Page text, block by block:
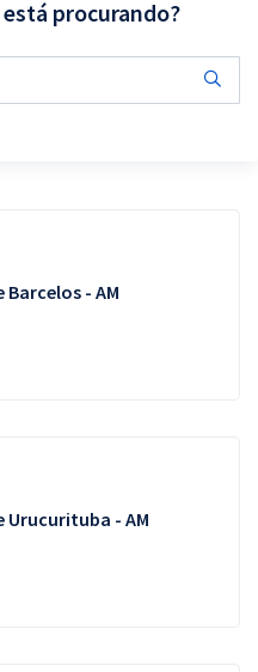
procurando?
- AM
Urucurituba - AM